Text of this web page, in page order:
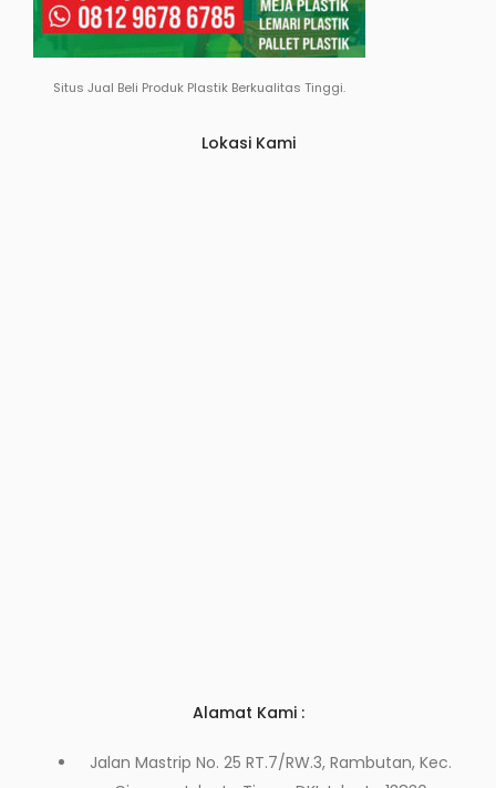
Situs Jual Beli Produk Plastik Berkualitas Tinggi.
Lokasi Kami
Alamat Kami :
Jalan Mastrip No. 25 RT.7/RW.3, Rambutan, Kec.